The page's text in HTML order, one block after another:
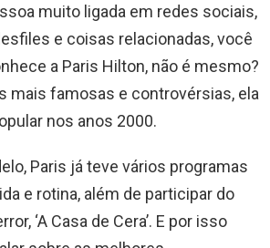
muito ligada em redes sociais,
e coisas relacionadas, você
a Paris Hilton, não é mesmo?
mais famosas e controvérsias, ela
nos anos 2000.
Paris já teve vários programas
e rotina, além de participar do
‘A Casa de Cera’. E por isso